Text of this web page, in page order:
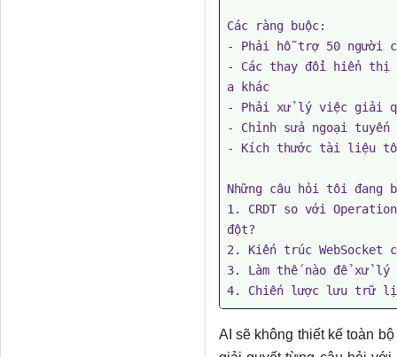
Các ràng buộc:
- Phải hỗ trợ 50 người
- Các thay đổi hiển thị
a khác
- Phải xử lý việc giải
- Chỉnh sửa ngoại
- Kích thước tài liệu
Những câu hỏi tôi đang
1. CRDT so với
đột?
2. Kiến trúc WebSocket
3. Làm thế nào để xử lý
4. Chiến lược lưu trữ
AI sẽ không thiết kế toàn